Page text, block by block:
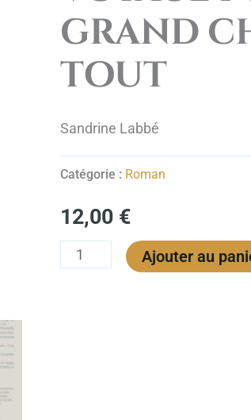
grand
tout
Sandrine Labbé
Catégorie : Roman
12,00 €
Voyage
pour
un
grand
tout
Ajouter au